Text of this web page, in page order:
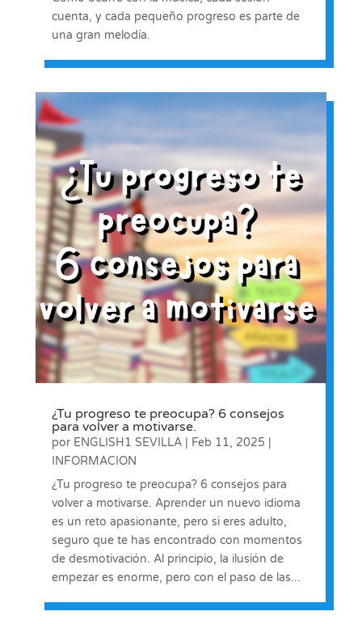
cuenta, y cada pequeño progreso es parte de
una gran melodía.
¿Tu progreso te preocupa? 6 consejos
para volver a motivarse.
por ENGLISH1 SEVILLA| Feb 11, 2025
INFORMACION
¿Tu progreso te preocupa? 6 consejos para
volver a motivarse. Aprender un nuevo idioma
es un reto apasionante, pero si eres adulto,
seguro que te has encontrado con momentos
de desmotivación. Al principio, la ilusión de
empezar es enorme, pero con el paso de las...